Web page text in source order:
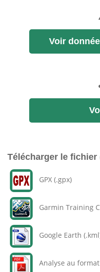
Voir
Télécharger le
GPX (.gpx)
Garmin Training
Google Earth
Analyse au format